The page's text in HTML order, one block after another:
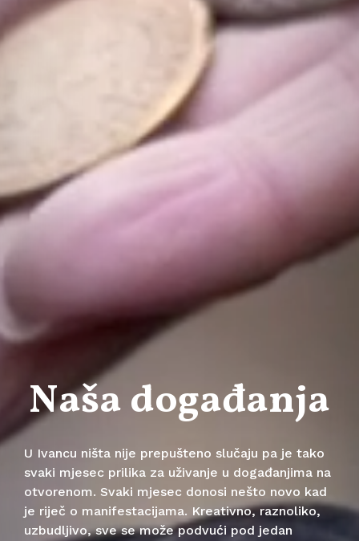
Naša događanja
U Ivancu ništa nije prepušteno slučaju pa je tako
svaki mjesec prilika za uživanje u događanjima na
otvorenom. Svaki mjesec donosi nešto novo kad
je riječ o manifestacijama. Kreativno, raznoliko,
uzbudljivo, sve se može podvući pod jedan